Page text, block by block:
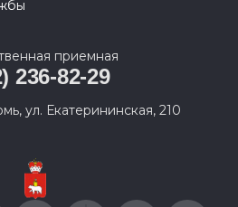
приемная
236-82-29
ул. Екатерининская, 210